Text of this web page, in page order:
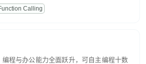
合日常对话、内容创作、基础 RAG、批量
。
Calling
程与办公能力全面跃升，可自主编程十数